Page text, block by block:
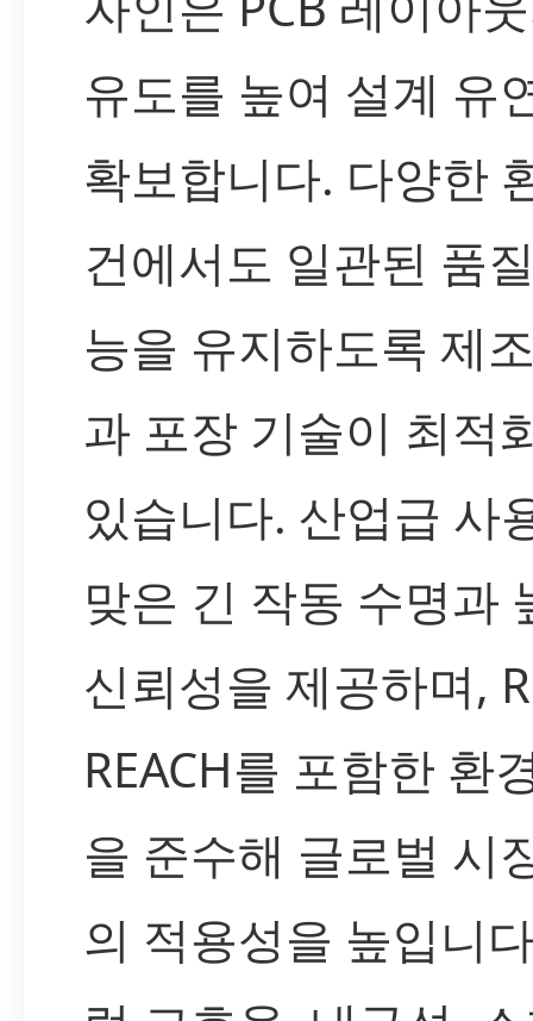
유도를 높여 설계 유
확보합니다. 다양한
건에서도 일관된 품
능을 유지하도록 제
과 포장 기술이 최적
있습니다. 산업급 사
맞은 긴 작동 수명과
신뢰성을 제공하며,
REACH를 포함한 환
을 준수해 글로벌 시
의 적용성을 높입니